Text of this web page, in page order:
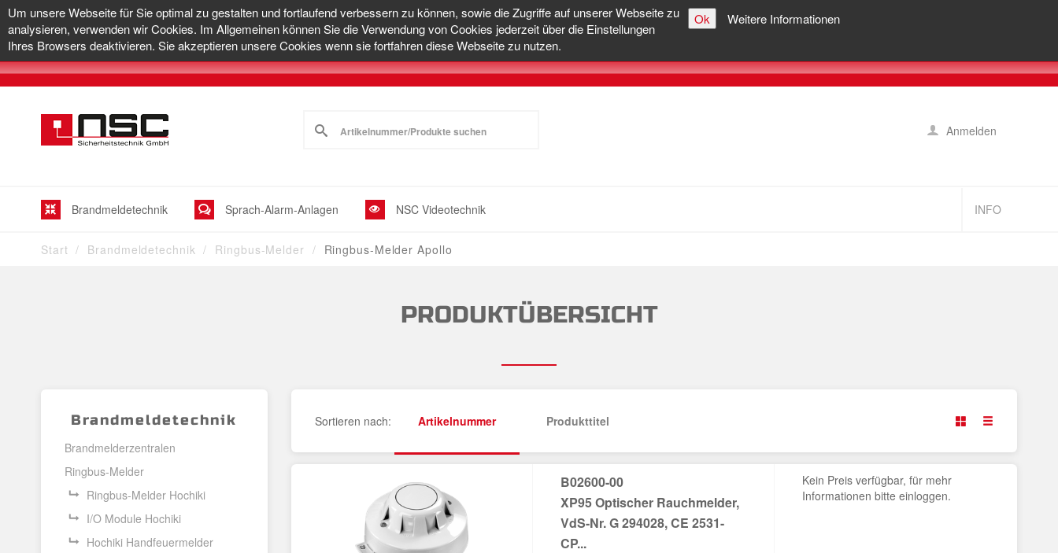
Um unsere Webseite für Sie optimal zu gestalten und fortlaufend verbessern zu können, sowie die Zugriffe auf unserer Webseite zu
analysieren, verwenden wir Cookies. Im Allgemeinen können Sie die Verwendung von Cookies jederzeit über die Einstellungen
Ihres Browsers deaktivieren. Sie akzeptieren unsere Cookies wenn sie fortfahren diese Webseite zu nutzen.
Ok Weitere Informationen
Anmelden
Brandmeldetechnik Sprach-Alarm-Anlagen NSC Videotechnik INFO
Start Brandmeldetechnik Ringbus-Melder Ringbus-Melder Apollo
PRODUKTÜBERSICHT
Brandmeldetechnik
Brandmelderzentralen
Ringbus-Melder
Ringbus-Melder Hochiki
I/O Module Hochiki
Hochiki Handfeuermelder
Sortieren nach: Artikelnummer Produkttitel
B02600-00
XP95 Optischer Rauchmelder,
VdS-Nr. G 294028, CE 2531-
CP...
Kein Preis verfügbar, für mehr
Informationen bitte einloggen.